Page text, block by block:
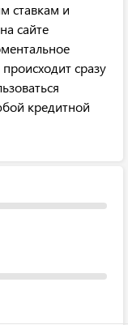
ставкам и
сайте
сразу
кредитной